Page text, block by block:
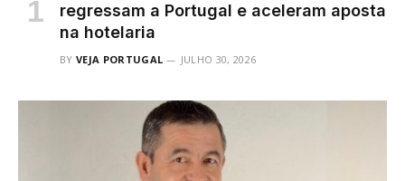
regressam a Portugal e aceleram aposta
na hotelaria
BY VEJA PORTUGAL JULHO 30, 2026